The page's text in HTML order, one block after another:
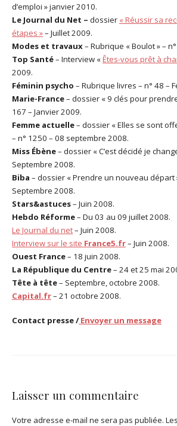
d’emploi » janvier 2010.
Le Journal du Net – dossier « Réussir sa
étapes »– Juillet 2009.
Modes et travaux– Rubrique « Boulot » –
Top Santé– Interview «Êtes-vous prêt à
2009.
Féminin psycho – Rubrique livres – n° 48 –
Marie-France– dossier « 9 clés pour
167 – Janvier 2009.
Femme actuelle– dossier « Elles se sont
– n° 1250 – 08 septembre 2008.
Miss Ébène– dossier « C’est décidé je
Septembre 2008.
Biba – dossier « Prendre un nouveau départ
Septembre 2008.
Stars&astuces– Juin 2008.
Hebdo Réforme– Du 03 au 09 juillet 2008.
Le Journal du net– Juin 2008.
Interview sur le site France5.fr– Juin 2008.
Ouest France– 18 juin 2008.
La République du Centre– 24 et 25 mai
Tête à tête– Septembre, octobre 2008.
Capital.fr– 21 octobre 2008.
Contact presse /Envoyer un message
Laisser un commentaire
Votre adresse e-mail ne sera pas publiée.